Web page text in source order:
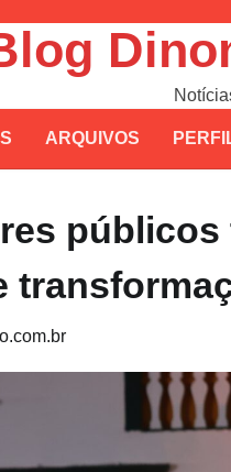
ARQUIVOS
públicos